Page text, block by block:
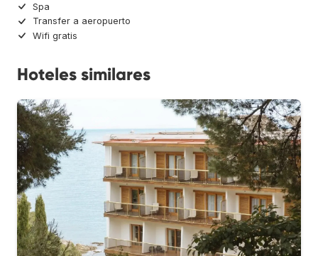
Spa
Transfer a aeropuerto
Wifi gratis
Hoteles similares